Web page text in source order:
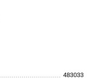
483033